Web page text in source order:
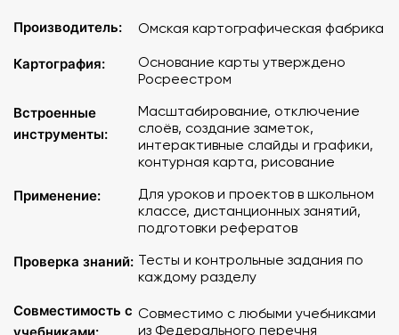
развития страны в период мировых и внутренних
место, обстоятельства, участников, результаты)
важнейших исторических событий.
Содержание
Российская империя в конце XIX - начале XX века
Экономическое развитие России в начале XX века
Русско-японская война 1904 - 1905 гг.
Общественно-политическое движение в начале XX
Россия в Первой мировой войне (август 1914 г. -
февраль 1917 г.)
Российская революция 1917 года. Начало
Гражданской войны (февраль 1917 г. - октябрь 1918 г.)
Производитель: Омская картографическая фабрика
Картография:
Основание карты утверждено
Росреестром
Встроенные
инструменты:
Масштабирование, отключение
слоёв, создание заметок,
интерактивные слайды и графики,
контурная карта, рисование
Применение:
Для уроков и проектов в школьном
классе, дистанционных занятий,
подготовки рефератов
Проверка знаний: Тесты и контрольные задания по
каждому разделу
Совместимость с Совместимо с любыми учебниками
из Федерального перечня